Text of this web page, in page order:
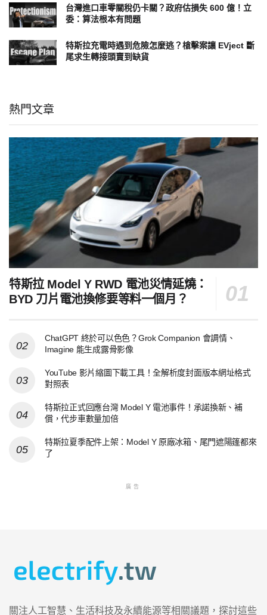
台灣進口車零關稅仍卡關？政府估損失 600 億！立
委：算法根本有問題
特斯拉充電時遇到危險怎麼逃？槍擊案讓 EVject 斷
尾求生轉接頭賣到缺貨
熱門文章
特斯拉 Model Y RWD 電池災情延燒：
BYD 刀片電池換修要等料一個月？
ChatGPT 終於可以色色？Grok Companion 會調情、
Imagine 能生成露骨影像
YouTube 影片縮圖下載工具！全解析度封面版本網址格式
對照表
特斯拉正式回應台灣 Model Y 電池事件！承諾換新、補
償，代步車數量加倍
特斯拉夏季配件上架：Model Y 原廠冰箱、尾門遮陽篷都來
了
廣告
關注人工智慧、生活科技及永續能源等相關議題，探討這些